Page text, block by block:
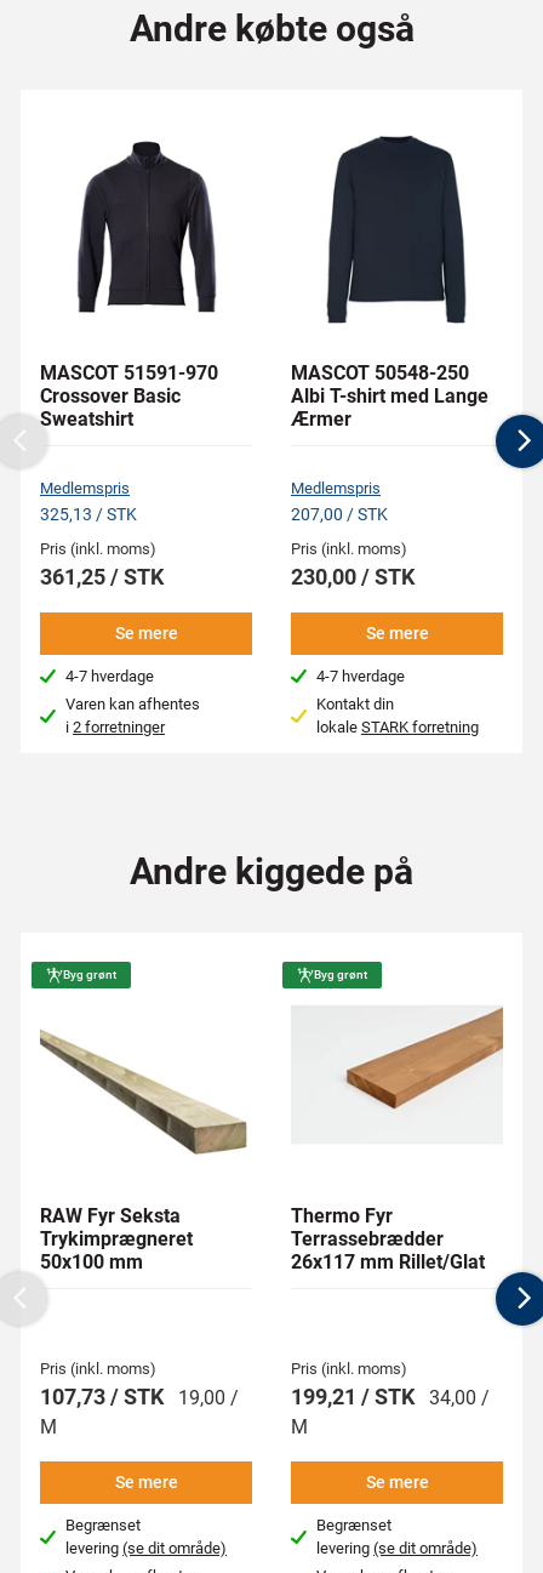
Andre købte også
MASCOT 51591-970
Crossover Basic
Sweatshirt
Medlemspris
325,13 / STK
Pris (inkl. moms)
361,25 / STK
Se mere
4-7 hverdage
Varen kan afhentes
i2 forretninger
MASCOT 50548-250
Albi T-shirt med Lange
Ærmer
Medlemspris
207,00 / STK
Pris (inkl. moms)
230,00 / STK
Se mere
4-7 hverdage
Kontakt din
lokale STARK forretning
Previous
Andre kiggede på
Byg grønt
RAW Fyr Seksta
Trykimprægneret
50x100 mm
Pris (inkl. moms)
107,73 / STK
19,00 /
M
Se mere
Begrænset
levering(se dit område)
Byg grønt
Thermo Fyr
Terrassebrædder
26x117 mm Rillet/Glat
Pris (inkl. moms)
199,21 / STK 34,00 /
M
Se mere
Begrænset
levering(se dit område)
Previous